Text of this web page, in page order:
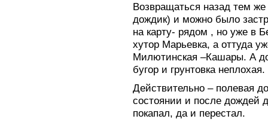
Возвращаться назад тем
дождик) и можно было
на карту- рядом , но уже в
хутор Марьевка, а оттуда
Милютинская –Кашары. А
бугор и грунтовка
Действительно – полевая
состоянии и после дождей
покапал, да и перестал.